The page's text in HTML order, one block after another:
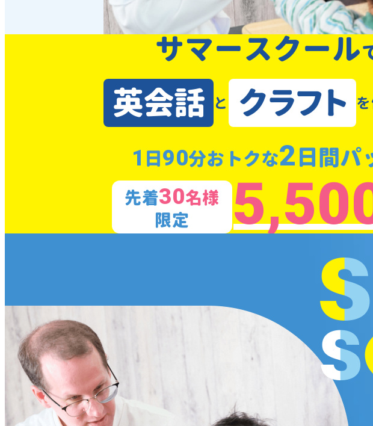
サマースクール
英会話 と クラフト
1 日90分おトクな2日間パ
先着30名様
限定